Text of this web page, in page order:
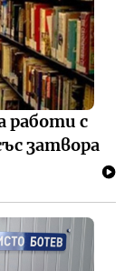
работи с
затвора